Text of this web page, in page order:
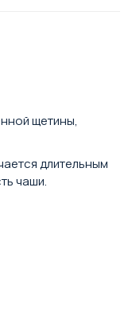
щетины,
длительным
чаши.